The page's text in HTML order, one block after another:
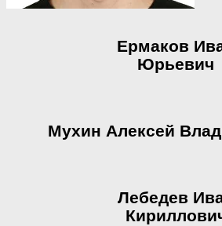
Ермаков
Юрьевич
Мухин Алексей
Лебедев